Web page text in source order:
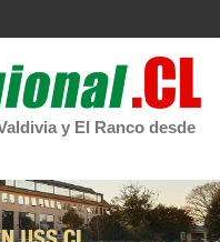
y El Ranco desde